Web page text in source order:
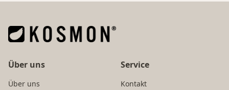
Über uns
Über uns
Service
Kontakt